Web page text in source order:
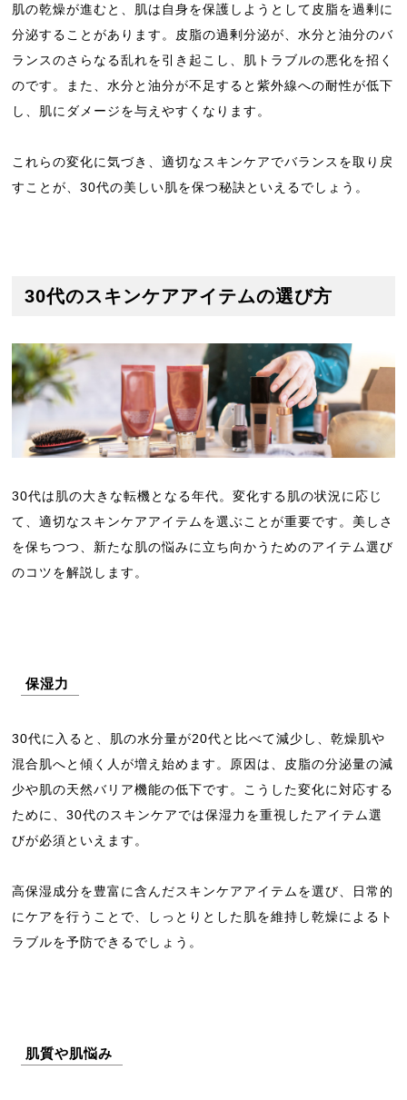
肌の乾燥が進むと、肌は自身を保護しようとして皮脂を過剰に
分泌することがあります。皮脂の過剰分泌が、水分と油分のバ
ランスのさらなる乱れを引き起こし、肌トラブルの悪化を招く
のです。また、水分と油分が不足すると紫外線への耐性が低下
し、肌にダメージを与えやすくなります。
これらの変化に気づき、適切なスキンケアでバランスを取り戻
すことが、30代の美しい肌を保つ秘訣といえるでしょう。
30代のスキンケアアイテムの選び方
30代は肌の大きな転機となる年代。変化する肌の状況に応じ
て、適切なスキンケアアイテムを選ぶことが重要です。美しさ
を保ちつつ、新たな肌の悩みに立ち向かうためのアイテム選び
のコツを解説します。
保湿力
30代に入ると、肌の水分量が20代と比べて減少し、乾燥肌や
混合肌へと傾く人が増え始めます。原因は、皮脂の分泌量の減
少や肌の天然バリア機能の低下です。こうした変化に対応する
ために、30代のスキンケアでは保湿力を重視したアイテム選
びが必須といえます。
高保湿成分を豊富に含んだスキンケアアイテムを選び、日常的
にケアを行うことで、しっとりとした肌を維持し乾燥によるト
ラブルを予防できるでしょう。
肌質や肌悩み